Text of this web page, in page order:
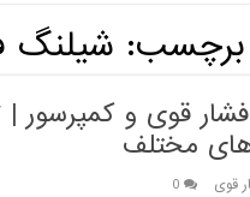
برچسب: شیلنگ
قوی و کمپرسور |
مختلف
قوی 0